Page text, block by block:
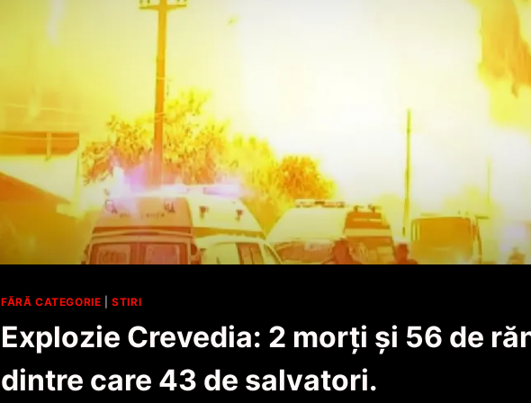
FĂRĂ CATEGORIE |STIRI
Explozie Crevedia: 2 morţi şi 56 de
dintre care 43 de salvatori.